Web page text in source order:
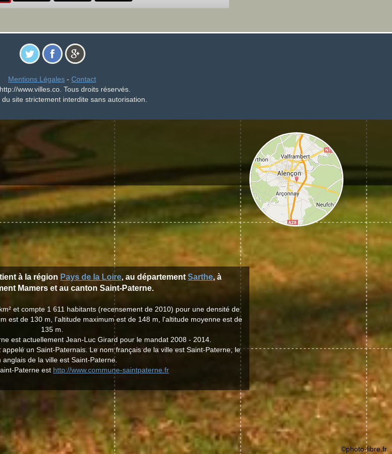
Mentions Légales - Contact
www.villes.co. Tous droits réservés.
site strictement interdite sans autorisation.
à la région Pays de la Loire, au département Sarthe, à
Mamers et au canton Saint-Paterne.
et compte 1 611 habitants (recensement de 2010) pour une densité de
est de 130 m, l'altitude maximum est de 148 m, l'altitude moyenne est de
135 m.
est actuellement Jean-Luc Girard pour le mandat 2008 - 2014.
un Saint-Paternais. Le nom français de la ville est Saint-Paterne, le
anglais de la ville est Saint-Paterne.
Paterne est http://www.commune-saintpaterne.fr
©photo-libre.fr